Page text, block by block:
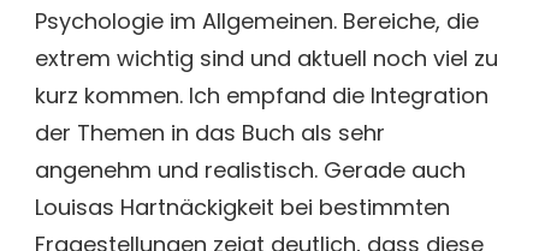
Psychologie im Allgemeinen. Bereiche, die
extrem wichtig sind und aktuell noch viel zu
kurz kommen. Ich empfand die Integration
der Themen in das Buch als sehr
angenehm und realistisch. Gerade auch
Louisas Hartnäckigkeit bei bestimmten
Fragestellungen zeigt deutlich, dass diese